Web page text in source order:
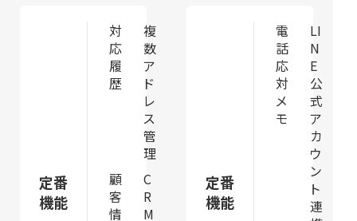
定番
機能
対
応
履
歴
複
数
ア
ド
レ
ス
管
理
顧
客
情
C
R
M
定番
機能
電
話
応
対
メ
モ
LI
N
E
公
式
ア
カ
ウ
ン
ト
連